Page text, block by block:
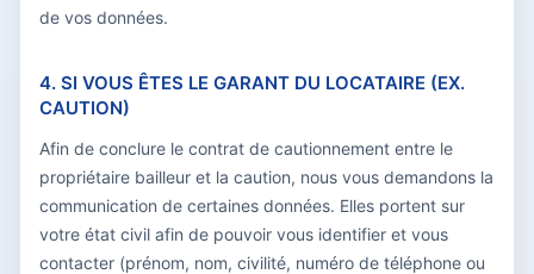
de vos données.
4. SI VOUS ÊTES LE GARANT DU LOCATAIRE (EX.
CAUTION)
Afin de conclure le contrat de cautionnement entre le
propriétaire bailleur et la caution, nous vous demandons la
communication de certaines données. Elles portent sur
votre état civil afin de pouvoir vous identifier et vous
contacter (prénom, nom, civilité, numéro de téléphone ou